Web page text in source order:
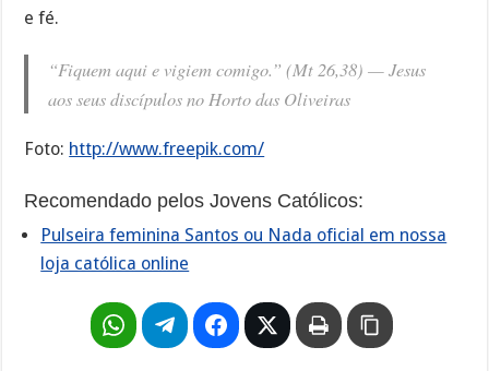
e fé.
“Fiquem aqui e vigiem comigo.” (Mt 26,38) — Jesus
aos seus discípulos no Horto das Oliveiras
Foto: http://www.freepik.com/
Recomendado pelos Jovens Católicos:
Pulseira feminina Santos ou Nada oficial em nossa
loja católica online